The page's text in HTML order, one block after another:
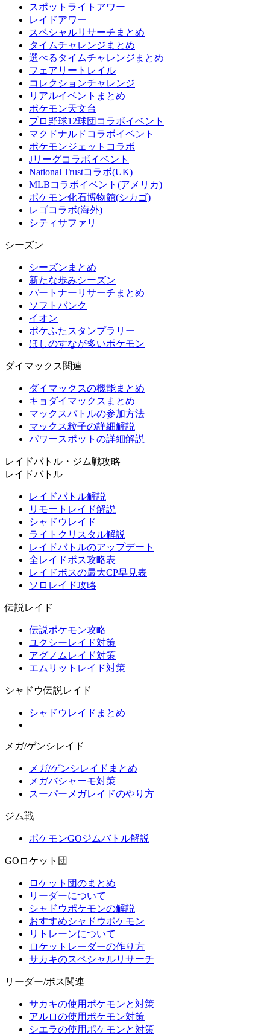
スポットライトアワー
レイドアワー
スペシャルリサーチまとめ
タイムチャレンジまとめ
選べるタイムチャレンジまとめ
フェアリートレイル
コレクションチャレンジ
リアルイベントまとめ
ポケモン天文台
プロ野球12球団コラボイベント
マクドナルドコラボイベント
ポケモンジェットコラボ
Jリーグコラボイベント
National Trustコラボ(UK)
MLBコラボイベント(アメリカ)
ポケモン化石博物館(シカゴ)
レゴコラボ(海外)
シティサファリ
シーズン
シーズンまとめ
新たな歩みシーズン
パートナーリサーチまとめ
ソフトバンク
イオン
ポケふたスタンプラリー
ほしのすなが多いポケモン
ダイマックス関連
ダイマックスの機能まとめ
キョダイマックスまとめ
マックスバトルの参加方法
マックス粒子の詳細解説
パワースポットの詳細解説
レイドバトル・ジム戦攻略
レイドバトル
レイドバトル解説
リモートレイド解説
シャドウレイド
ライトクリスタル解説
レイドバトルのアップデート
全レイドボス攻略表
レイドボスの最大CP早見表
ソロレイド攻略
伝説レイド
伝説ポケモン攻略
ユクシーレイド対策
アグノムレイド対策
エムリットレイド対策
シャドウ伝説レイド
シャドウレイドまとめ
メガ/ゲンシレイド
メガ/ゲンシレイドまとめ
メガバシャーモ対策
スーパーメガレイドのやり方
ジム戦
ポケモンGOジムバトル解説
GOロケット団
ロケット団のまとめ
リーダーについて
シャドウポケモンの解説
おすすめシャドウポケモン
リトレーンについて
ロケットレーダーの作り方
サカキのスペシャルリサーチ
リーダー/ボス関連
サカキの使用ポケモンと対策
アルロの使用ポケモン対策
シエラの使用ポケモンと対策